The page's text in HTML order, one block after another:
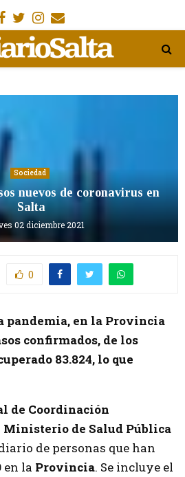
Facebook
Gorjeo
Instagram
Email
Sociedad
nuevos de coronavirus en
Salta
02 diciembre 2021
0
pandemia, en la Provincia
confirmados, de los
83.824, lo que
de Coordinación
de Salud Pública
de personas que han
en la Provincia. Se incluye el